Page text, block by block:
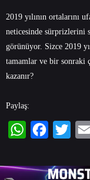
2019 yılının ortalarını
neticesinde sürprizlerini
görünüyor. Sizce 2019
tamamlar ve bir sonraki
kazanır?
Paylaş: